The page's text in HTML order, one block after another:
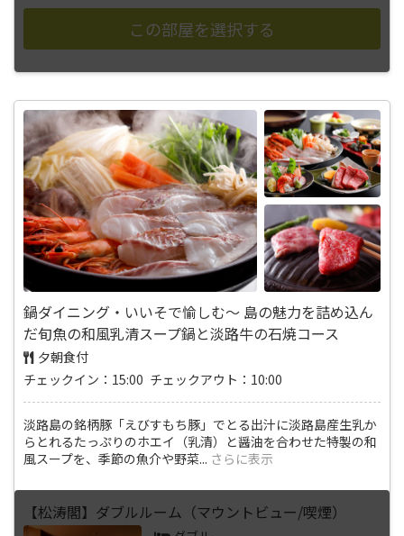
鍋ダイニング・いいそで愉しむ～ 島の魅力を詰め込ん
だ旬魚の和風乳清スープ鍋と淡路牛の石焼コース
夕朝食付
チェックイン：15:00 チェックアウト：10:00
淡路島の銘柄豚「えびすもち豚」でとる出汁に淡路島産生乳か
らとれるたっぷりのホエイ（乳清）と醤油を合わせた特製の和
風スープを、季節の魚介や野菜... さらに表示
【松涛閣】ダブルルーム（マウントビュー/喫煙）